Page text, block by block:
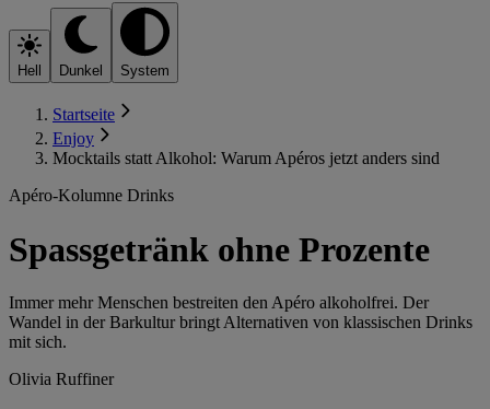
Hell Dunkel System
Startseite
Enjoy
Mocktails statt Alkohol: Warum Apéros jetzt anders sind
Apéro-Kolumne Drinks
Spassgetränk ohne Prozente
Immer mehr Menschen bestreiten den Apéro alkoholfrei. Der
Wandel in der Barkultur bringt Alternativen von klassischen Drinks
mit sich.
Olivia Ruffiner